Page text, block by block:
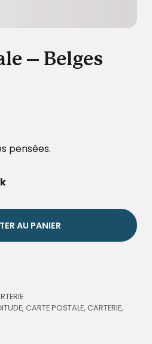
– Belges
pensées.
AU PANIER
, CARTE POSTALE, CARTERIE,